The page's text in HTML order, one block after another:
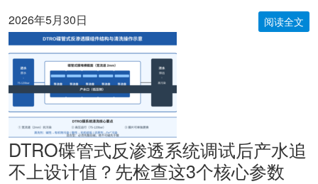
2026年5月30日
阅读全文
DTRO碟管式反渗透系统调试后产水追
不上设计值？先检查这3个核心参数